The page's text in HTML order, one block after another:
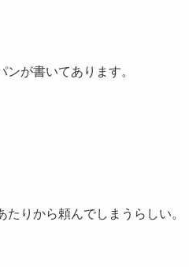
が書いてあります。
りから頼んでしまうらしい。